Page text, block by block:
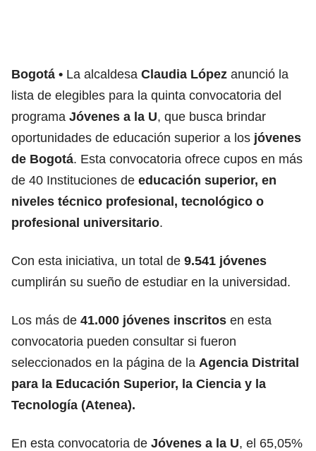
Bogotá La alcaldesa Claudia López anunció la
lista de elegibles para la quinta convocatoria del
programa Jóvenes a la U, que busca brindar
oportunidades de educación superior a los jóvenes
de Bogotá. Esta convocatoria ofrece cupos en más
de 40 Instituciones de educación superior, en
niveles técnico profesional, tecnológico o
profesional universitario.
Con esta iniciativa, un total de 9.541 jóvenes
cumplirán su sueño de estudiar en la universidad.
Los más de 41.000 jóvenes inscritos en esta
convocatoria pueden consultar si fueron
seleccionados en la página de la Agencia Distrital
para la Educación Superior, la Ciencia y la
Tecnología (Atenea).
En esta convocatoria de Jóvenes a la U, el 65,05%